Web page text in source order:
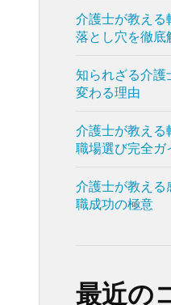
介護士が教える
落とし穴を徹底
知られざる介護
変わる理由
介護士が教える
職場選び完全ガ
介護士が教える
職成功の極意
最近の